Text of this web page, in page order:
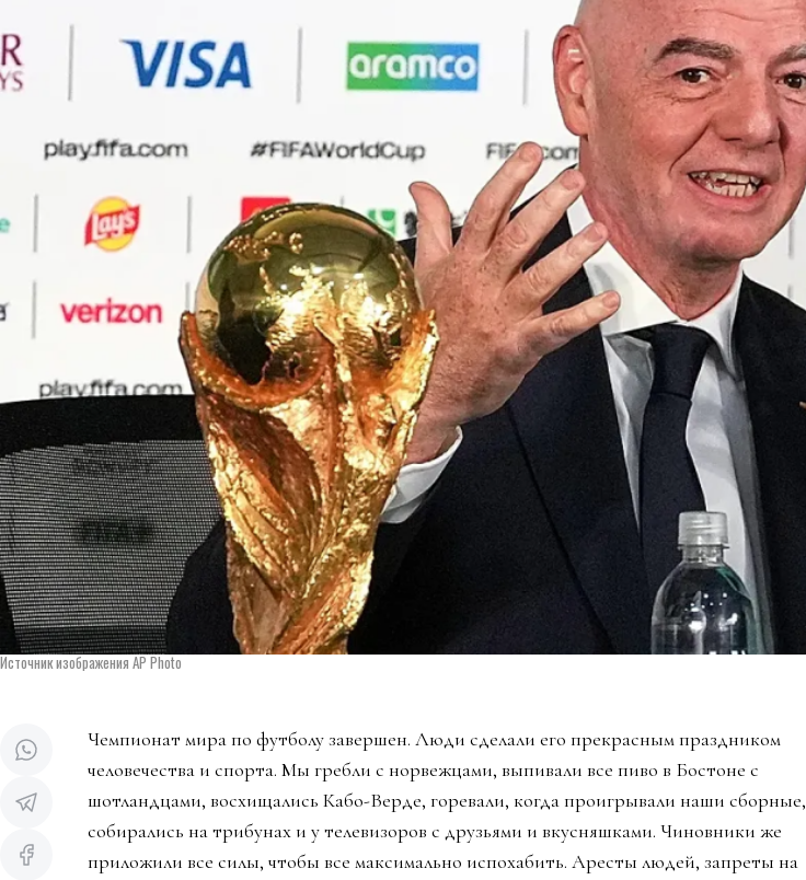
Источник изображения AP Photo
Чемпионат мира по футболу завершен. Люди сделали его прекрасным праздником
человечества и спорта. Мы гребли с норвежцами, выпивали все пиво в Бостоне с
шотландцами, восхищались Кабо-Верде, горевали, когда проигрывали наши сборные,
собирались на трибунах и у телевизоров с друзьями и вкусняшками. Чиновники же
приложили все силы, чтобы все максимально испохабить. Аресты людей, запреты на